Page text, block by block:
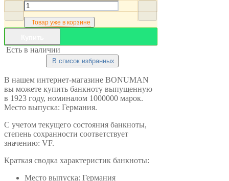
Товар уже в корзине
Есть в наличии
В список избранных
В нашем интернет-магазине BONUMAN
вы можете купить банкноту выпущенную
в 1923 году, номиналом 1000000 марок.
Место выпуска: Германия.
С учетом текущего состояния банкноты,
степень сохранности соответствует
значению: VF.
Краткая сводка характеристик банкноты:
Место выпуска: Германия